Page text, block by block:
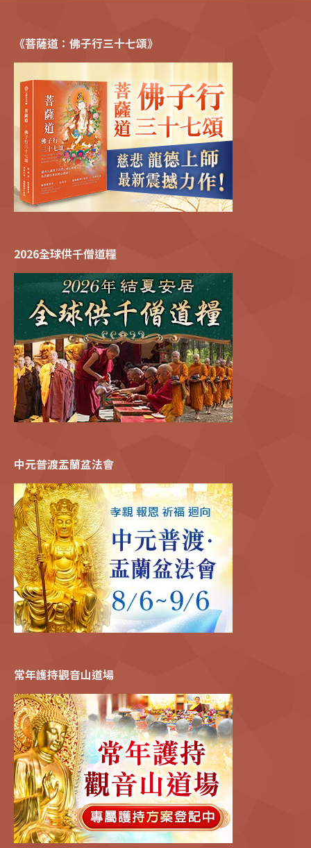
《菩薩道：佛子行三十七頌》
2026全球供千僧道糧
中元普渡盂蘭盆法會
常年護持觀音山道場